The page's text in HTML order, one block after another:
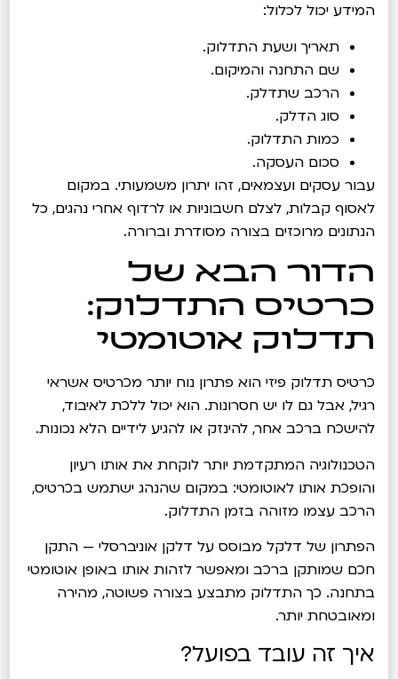
המידע יכול לכלול:
תאריך ושעת התדלוק.
שם התחנה והמיקום.
הרכב שתדלק.
סוג הדלק.
כמות התדלוק.
סכום העסקה.
עבור עסקים ועצמאים, זהו יתרון משמעותי. במקום
לאסוף קבלות, לצלם חשבוניות או לרדוף אחרי נהגים, כל
הנתונים מרוכזים בצורה מסודרת וברורה.
הדור הבא של
כרטיס התדלוק:
תדלוק אוטומטי
כרטיס תדלוק פיזי הוא פתרון נוח יותר מכרטיס אשראי
רגיל, אבל גם לו יש חסרונות. הוא יכול ללכת לאיבוד,
להישכח ברכב אחר, להינזק או להגיע לידיים הלא נכונות.
הטכנולוגיה המתקדמת יותר לוקחת את אותו רעיון
והופכת אותו לאוטומטי: במקום שהנהג ישתמש בכרטיס,
הרכב עצמו מזוהה בזמן התדלוק.
הפתרון של דלקל מבוסס על דלקן אוניברסלי — התקן
חכם שמותקן ברכב ומאפשר לזהות אותו באופן אוטומטי
בתחנה. כך התדלוק מתבצע בצורה פשוטה, מהירה
ומאובטחת יותר.
איך זה עובד בפועל?